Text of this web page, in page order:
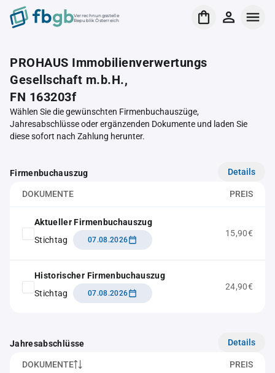
Verrechnungsstelle
Republik Österreich
PROHAUS Immobilienverwertungs
Gesellschaft m.b.H.,
FN 163203f
Wählen Sie die gewünschten Firmenbuchauszüge,
Jahresabschlüsse oder ergänzenden Dokumente und laden Sie
diese sofort nach Zahlung herunter.
Firmenbuchauszug Details
DOKUMENTE PREIS
Aktueller Firmenbuchauszug
Stichtag
07.08.2026
15,90€
Historischer Firmenbuchauszug
Stichtag
07.08.2026
24,90€
Jahresabschlüsse Details
DOKUMENTE PREIS